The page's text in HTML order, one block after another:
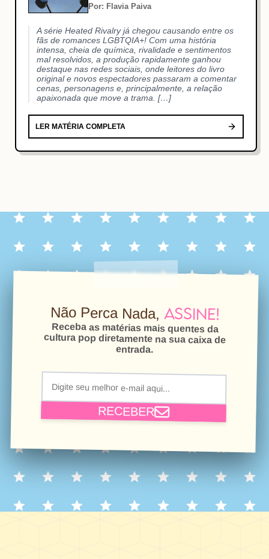
Por: Flavia Paiva
A série Heated Rivalry já chegou causando entre os
fãs de romances LGBTQIA+! Com uma história
intensa, cheia de química, rivalidade e sentimentos
mal resolvidos, a produção rapidamente ganhou
destaque nas redes sociais, onde leitores do livro
original e novos espectadores passaram a comentar
cenas, personagens e, principalmente, a relação
apaixonada que move a trama. […]
LER MATÉRIA COMPLETA
Não Perca Nada, Assine!
Receba as matérias mais quentes da
cultura pop diretamente na sua caixa de
entrada.
RECEBER